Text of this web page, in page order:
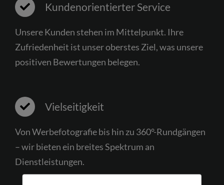
Kundenorientierter Service
Unsere Kunden stehen im Mittelpunkt. Ihre
Zufriedenheit ist unser oberstes Ziel, was unsere
positiven Bewertungen belegen.
Vielseitigkeit
Von Werbefotografie bis hin zu 360°-Rundgängen
– wir bieten ein breites Spektrum an
Dienstleistungen.